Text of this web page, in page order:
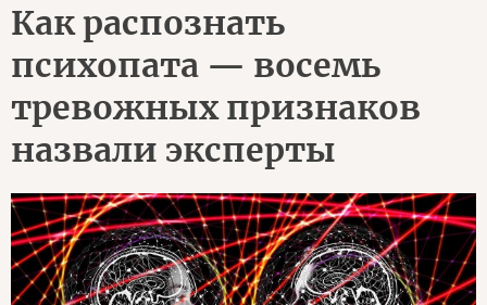
Как распознать
психопата — восемь
тревожных признаков
назвали эксперты